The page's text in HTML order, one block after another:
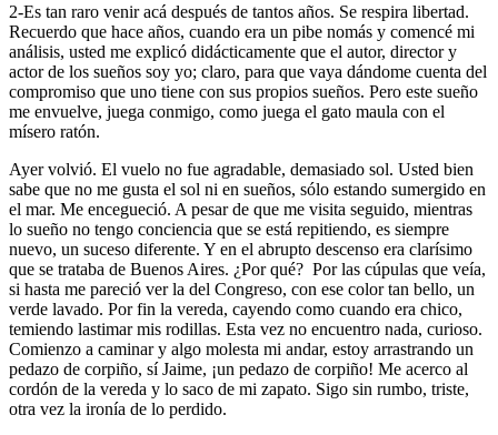
2-Es tan raro venir acá después de tantos años. Se respira libertad.
Recuerdo que hace años, cuando era un pibe nomás y comencé mi
análisis, usted me explicó didácticamente que el autor, director y
actor de los sueños soy yo; claro, para que vaya dándome cuenta del
compromiso que uno tiene con sus propios sueños. Pero este sueño
me envuelve, juega conmigo, como juega el gato maula con el
mísero ratón.
Ayer volvió. El vuelo no fue agradable, demasiado sol. Usted bien
sabe que no me gusta el sol ni en sueños, sólo estando sumergido en
el mar. Me encegueció. A pesar de que me visita seguido, mientras
lo sueño no tengo conciencia que se está repitiendo, es siempre
nuevo, un suceso diferente. Y en el abrupto descenso era clarísimo
que se trataba de Buenos Aires. ¿Por qué? Por las cúpulas que veía,
si hasta me pareció ver la del Congreso, con ese color tan bello, un
verde lavado. Por fin la vereda, cayendo como cuando era chico,
temiendo lastimar mis rodillas. Esta vez no encuentro nada, curioso.
Comienzo a caminar y algo molesta mi andar, estoy arrastrando un
pedazo de corpiño, sí Jaime, ¡un pedazo de corpiño! Me acerco al
cordón de la vereda y lo saco de mi zapato. Sigo sin rumbo, triste,
otra vez la ironía de lo perdido.